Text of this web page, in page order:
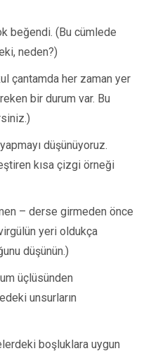
beğendi. (Bu cümlede
neden?)
çantamda her zaman yer
bir durum var. Bu
düşünüyoruz.
kısa çizgi örneği
– derse girmeden önce
yeri oldukça
düşünün.)
üçlüsünden
unsurların
boşluklara uygun